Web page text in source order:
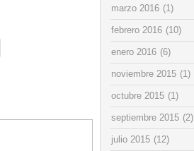
marzo 2016 (1)
febrero 2016 (10)
enero 2016 (6)
noviembre 2015 (1)
octubre 2015 (1)
septiembre 2015 (2)
julio 2015 (12)